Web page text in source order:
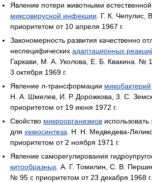
Явление потери животными естественной
миксовирусной инфекции . Г. К.
приоритетом от 10 апреля 1967 г.
Закономерность развития качественно
неспецифических адаптационных
Гаркави, М. А. Уколова, Е. Б. Квакина. №
3 октября 1969 г.
Явление л-трансформации микобактерий
Н. А. Шмелев, И. Р. Дорожкова, 3. С.
приоритетом от 19 июня 1972 г.
Свойство микроорганизмов использовать
для хемосинтеза . Н. Н. Медведева-
приоритетом от 2 ноября 1971 г.
Явление саморегулирования
китообразных . А. Г. Томилин, С. В.
№ 95 с приоритетом от 23 декабря 1968 г.